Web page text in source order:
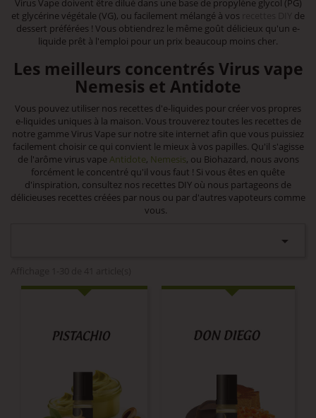
Virus Vape doivent être dilué dans une base de propylène glycol (PG)
et glycérine végétale (VG), ou facilement mélangé à vos
de
dessert préférées ! Vous obtiendrez le même goût délicieux qu'un e-
liquide prêt à l'emploi pour un prix beaucoup moins cher.
Les meilleurs concentrés Virus vape
Nemesis et Antidote
Vous pouvez utiliser nos recettes d'e-liquides pour créer vos propres
e-liquides uniques à la maison. Vous trouverez toutes les recettes de
notre gamme Virus Vape sur notre site internet afin que vous puissiez
facilement choisir ce qui convient le mieux à vos papilles. Qu'il s'agisse
de l'arôme virus vape Antidote, Nemesis, ou Biohazard, nous avons
forcément le concentré qu'il vous faut ! Si vous êtes en quête
d'inspiration, consultez nos recettes DIY où nous partageons de
délicieuses recettes créées par nous ou par d'autres vapoteurs comme
vous.
